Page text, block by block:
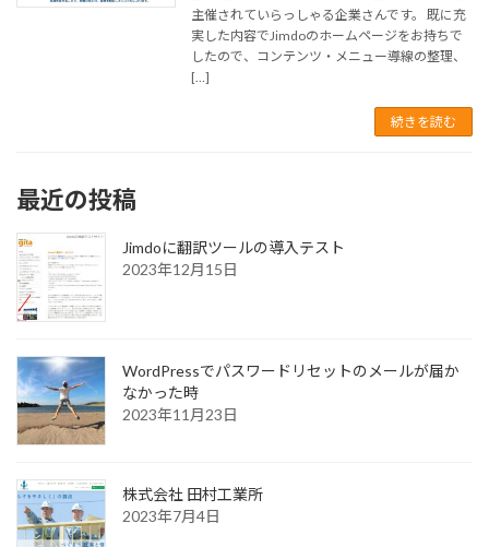
主催されていらっしゃる企業さんです。 既に充
実した内容でJimdoのホームページをお持ちで
したので、コンテンツ・メニュー導線の整理、
[…]
続きを読む
最近の投稿
Jimdoに翻訳ツールの導入テスト
2023年12月15日
WordPressでパスワードリセットのメールが届か
なかった時
2023年11月23日
株式会社 田村工業所
2023年7月4日